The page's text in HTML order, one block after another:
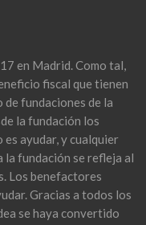
en Madrid. Como tal,
fiscal que tienen
fundaciones de la
la fundación los
ayudar, y cualquier
la fundación se refleja al
Los benefactores
Gracias a todos los
se haya convertido